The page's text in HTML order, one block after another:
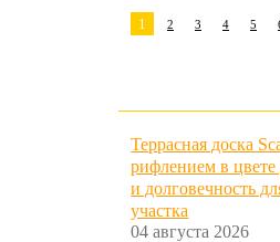
1 2 3 4 5
Террасная доска
рифлением в цвете
и долговечность
участка
04 августа 2026